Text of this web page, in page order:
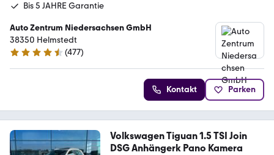
Bis 5 JAHRE Garantie
Auto Zentrum Niedersachsen GmbH
38350 Helmstedt
4.5 Sterne
(477)
Kontakt Parken
Volkswagen Tiguan 1.5 TSI Join
DSG Anhängerk Pano Kamera